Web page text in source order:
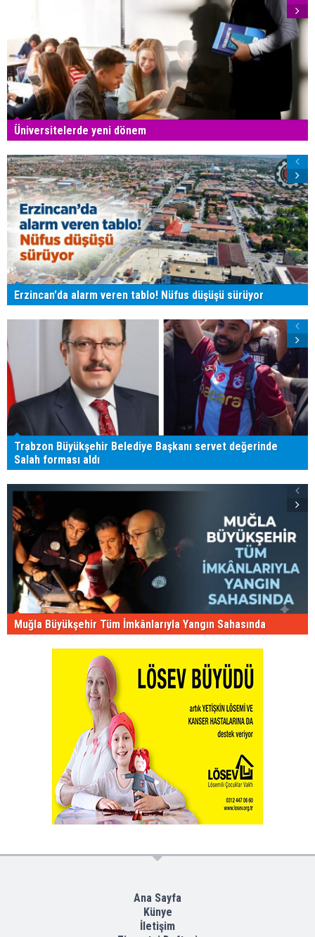
Üniversitelerde yeni dönem
Erzincan'da alarm veren tablo! Nüfus düşüşü sürüyor
Trabzon Büyükşehir Belediye Başkanı servet değerinde
Salah forması aldı
Muğla Büyükşehir Tüm İmkânlarıyla Yangın Sahasında
Ana Sayfa
Künye
İletişim